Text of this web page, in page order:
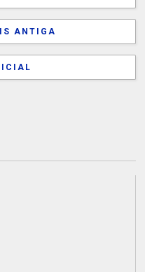
ANTIGA